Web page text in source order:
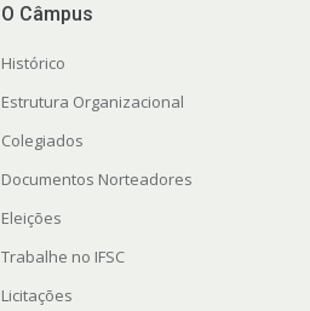
O Câmpus
Histórico
Estrutura Organizacional
Colegiados
Documentos Norteadores
Eleições
Trabalhe no IFSC
Licitações